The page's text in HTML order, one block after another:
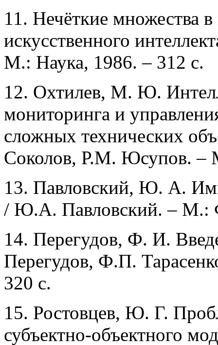
11. Нечёткие множества
искусственного
М.: Наука, 1986. – 312 с.
12. Охтилев, М. Ю.
мониторинга и
сложных технических
Соколов, Р.М. Юсупов. –
13. Павловский, Ю. А.
/ Ю.А. Павловский. – М.:
14. Перегудов, Ф. И.
Перегудов, Ф.П.
320 с.
15. Ростовцев, Ю. Г.
субъектно-объектного